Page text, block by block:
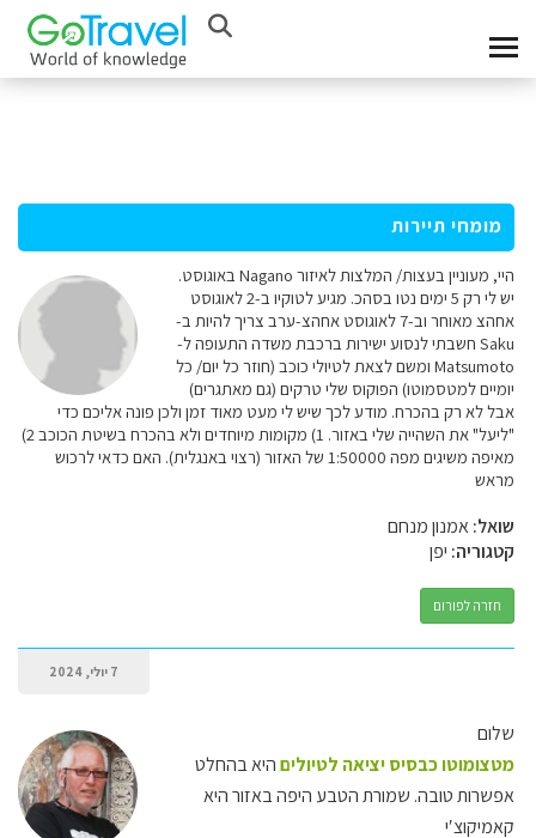
מומחי תיירות
היי, מעוניין בעצות/ המלצות לאיזור Nagano באוגוסט.
יש לי רק 5 ימים נטו בסהכ. מגיע לטוקיו ב-2 לאוגוסט
אחהצ מאוחר וב-7 לאוגוסט אחהצ-ערב צריך להיות ב-
Saku חשבתי לנסוע ישירות ברכבת משדה התעופה ל-
Matsumoto ומשם לצאת לטיולי כוכב (חוזר כל יום/ כל
יומיים למטסמוטו) הפוקוס שלי טרקים (גם מאתגרים)
אבל לא רק בהכרח. מודע לכך שיש לי מעט מאוד זמן ולכן פונה אליכם כדי
"ליעל" את השהייה שלי באזור. 1) מקומות מיוחדים ולא בהכרח בשיטת הכוכב 2)
מאיפה משיגים מפה 1:50000 של האזור (רצוי באנגלית). האם כדאי לרכוש
מראש
שואל:אמנון מנחם
קטגוריה: יפן
חזרה לפורום
7 יולי, 2024
שלום
מטצומוטוכבסיס יציאה לטיוליםהיא בהחלט
אפשרות טובה. שמורת הטבע היפה באזור היא
קאמיקוצ′י